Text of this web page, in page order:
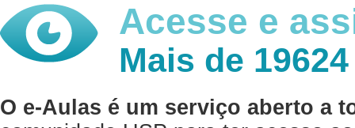
Acesse e
Mais de
O e-Aulas é um serviço aberto a